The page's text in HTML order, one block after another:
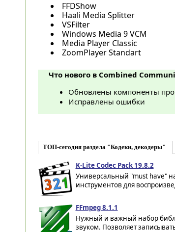
FFDShow
Haali Media Splitter
VSFilter
Windows Media 9 VCM
Media Player Classic
ZoomPlayer Standart
Что нового в Combined
Обновлены компоненты
Исправлены ошибки
ТОП-сегодня раздела "Кодеки, декодеры"
K-Lite Codec Pack 19.8.2
Универсальный "must have"
инструментов для
FFmpeg 8.1.1
Нужный и важный набор
звуком. Позволяет